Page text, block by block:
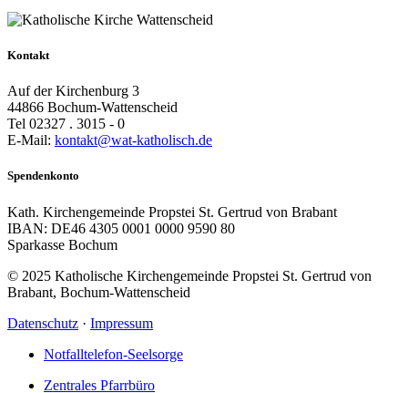
Kontakt
Auf der Kirchenburg 3
44866 Bochum-Wattenscheid
Tel 02327 . 3015 - 0
E-Mail: kontakt@wat-katholisch.de
Spendenkonto
Kath. Kirchengemeinde Propstei St. Gertrud von Brabant
IBAN: DE46 4305 0001 0000 9590 80
Sparkasse Bochum
© 2025 Katholische Kirchengemeinde Propstei St. Gertrud von
Brabant, Bochum-Wattenscheid
Datenschutz · Impressum
Notfalltelefon-Seelsorge
Zentrales Pfarrbüro